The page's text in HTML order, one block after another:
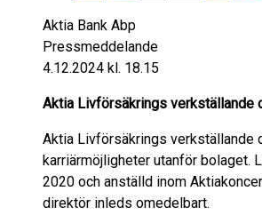
Aktia Bank Abp
Pressmeddelande
4.12.2024 kl. 18.15
Aktia Livförsäkrings verkställande
Aktia Livförsäkrings verkställande
karriärmöjligheter utanför bolaget.
2020 och anställd inom
direktör inleds omedelbart.